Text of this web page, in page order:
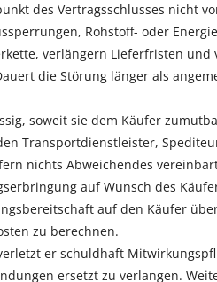
des Vertragsschlusses nicht
Rohstoff- oder
verlängern Lieferfristen
die Störung länger als
soweit sie dem Käufer
Transportdienstleister,
nichts Abweichendes
auf Wunsch des
auf den Käufer
zu berechnen.
er schuldhaft
ersetzt zu verlangen.